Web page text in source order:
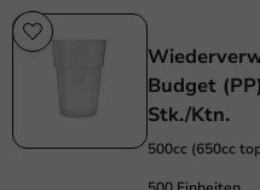
Budget
Stk./Ktn.
500cc (650cc